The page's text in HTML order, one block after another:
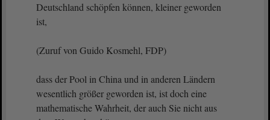
Deutschland schöpfen können, kleiner geworden
ist,
(Zuruf von Guido Kosmehl, FDP)
dass der Pool in China und in anderen Ländern
wesentlich größer geworden ist, ist doch eine
mathematische Wahrheit, der auch Sie nicht aus